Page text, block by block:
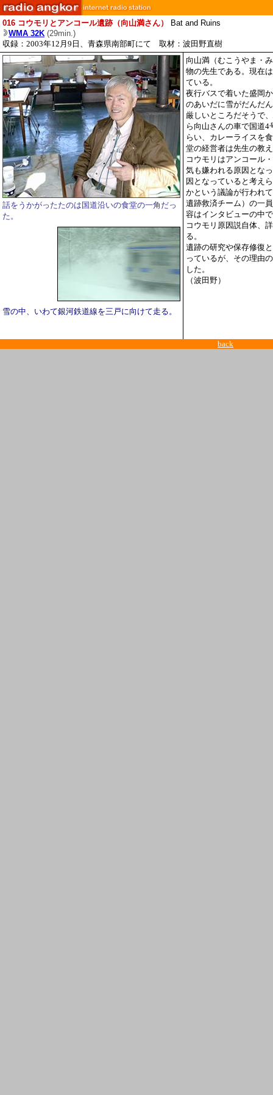
016 コウモリとアンコール遺跡（向山満さん）
Bat and Ruins
WMA 32K (29min.)
収録：2003年12月9日、青森県南部町にて 取材：波田野直樹
話をうかがったたのは国道沿いの食堂の一角だっ
た。
雪の中、いわて銀河鉄道線を三戸に向けて走る。
向山満（むこうやま・
物の先生である。現在
ている。
夜行バスで着いた盛岡
のあいだに雪がだんだ
厳しいところだそうで
ら向山さんの車で国道
らい、カレーライスを
堂の経営者は先生の教
コウモリはアンコール
気も嫌われる原因とな
因となっていると考え
かという議論が行われ
遺跡救済チーム）の一
容はインタビューの中
コウモリ原因説自体、
る。
遺跡の研究や保存修復
っているが、その理由
した。
（波田野）
back